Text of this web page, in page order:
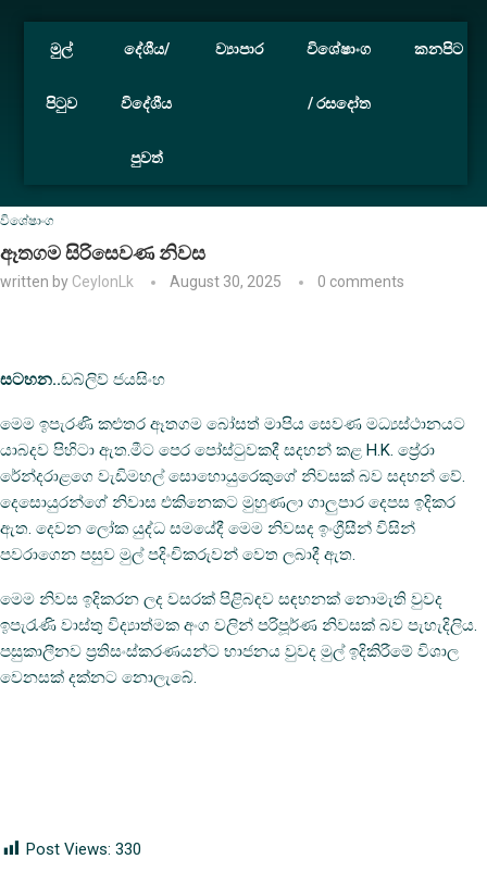
මුල්
පිටුව
දේශීය/
විදේශීය
පුවත්
ව්‍යාපාර විශේෂාංග
/ රසදෝත
කනපිට
විශේෂාංග
ඈතගම සිරිසෙවණ නිවස
written by CeylonLk August 30, 2025 0 comments
සටහන..ඩබ්ලිව් ජයසිංහ
මෙම ඉපැරණි කළුතර ඈතගම බෝසත් මාපිය සෙවණ මධ්‍යස්ථානයට
යාබදව පිහිටා ඇත.මීට පෙර පෝස්ටුවකදී සදහන් කළ H.K. ප්‍රේරා
රේන්දරාළගෙ වැඩිමහල් සොහොයුරෙකුගේ නිවසක් බව සදහන් වේ.
දෙසොයුරන්ගේ නිවාස එකිනෙකට මුහුණලා ගාලුපාර දෙපස ඉදිකර
ඇත. දෙවන ලෝක යුද්ධ සමයේදී මෙම නිවසද ඉංග්‍රීසීන් විසින්
පවරාගෙන පසුව මුල් පදිංචිකරුවන් වෙත ලබාදී ඇත.
මෙම නිවස ඉදිකරන ලද වසරක් පිළිබඳව සඳහනක් නොමැති වුවද
ඉපැරැණි වාස්තු විද්‍යාත්මක අංග වලින් පරිපූර්ණ නිවසක් බව පැහැදිලිය.
පසුකාලීනව ප්‍රතිසංස්කරණයන්ට භාජනය වුවද මුල් ඉදිකිරීමේ විශාල
වෙනසක් දක්නට නොලැබේ.
Post Views: 330